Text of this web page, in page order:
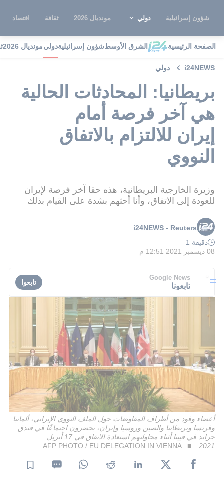
شؤون إسرائيلية دولي مونديال 2026 ثقافة اقتصاد
الصفحة الرئيسية الشرق الأوسطشؤون إسرائيليةدوليمونديال 2026
i24NEWS دولي
بريطانيا: المحادثات الحالية
هي آخر فرصة أمام
إيران للالتزام بالاتفاق
النووي
وزيرة الخارجية البريطانية، هذه حقا آخر فرصة لإيران
للعودة إلى الاتفاق، وأنا أحثهم بشدة على القيام بذلك
i24NEWS - Reuters
دقيقة 1
08 ديسمبر 2021 12:51 م
Google News
تابعونا تابعوا
أعضاء وفود من أطراف المفاوضات حول الملف النووي الإيراني، ألمانيا
وفرنسا وبريطانيا والصين وروسيا وإيران، يحضرون اجتماعًا في فندق
جراند في فيينا أثناء محاولتهم استعادة الاتفاق في 17 أبريل
2021.
AFP PHOTO / EU DELEGATION IN VIENNA